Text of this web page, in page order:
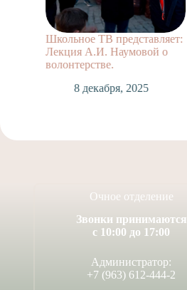
Школьное ТВ представляет:
Лекция А.И. Наумовой о
волонтерстве.
8 декабря, 2025
Очное отделение
Звонки принимаются
с 10:00 до 17:00
Администратор:
+7 (963) 612-444-2